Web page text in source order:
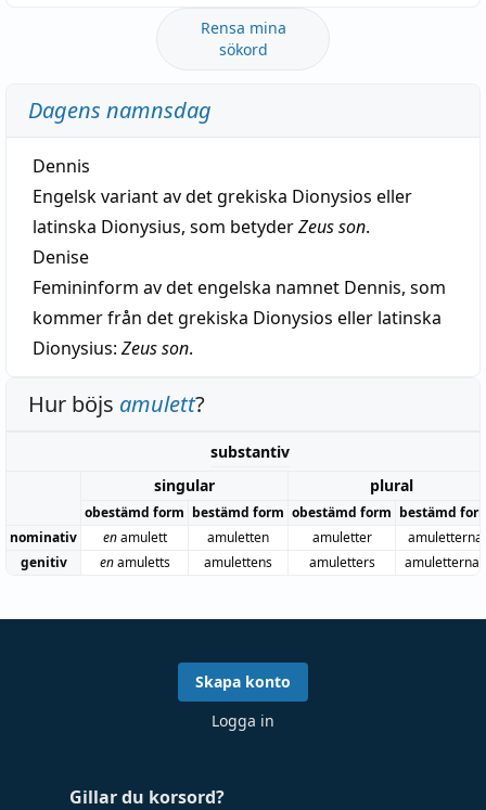
Rensa mina
sökord
Dagens namnsdag
Dennis
Engelsk variant av det grekiska Dionysios eller
latinska Dionysius, som betyderZeus son.
Denise
Femininform av det engelska namnet Dennis, som
kommer från det grekiska Dionysios eller latinska
Dionysius: Zeus son.
Hur böjs amulett?
substantiv
singular
plural
obestämd form bestämd form obestämd form bestämd
nominativ
enamulett amuletten amuletter
amuletterna
genitiv
enamuletts amulettens amuletters amuletternas
Gillar du korsord?
Skapa konto
Logga in